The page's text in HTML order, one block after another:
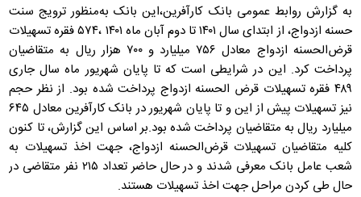
به گزارش روابط عمومی بانک کارآفرین،این بانک به‌منظور ترویج سنت
حسنه ازدواج، از ابتدای سال ۱۴۰۱ تا دوم آبان ماه ۱۴۰۱ ،۵۷۴ فقره تسهیلات
قرض‌الحسنه ازدواج معادل ۷۵۶ میلیارد و ۷۰۰ هزار ریال به متقاضیان
پرداخت کرد. این در شرایطی است که تا پایان شهریور ماه سال جاری
۴۸۹ فقره تسهیلات قرض الحسنه ازدواج پرداخت شده بود. از نظر حجم
نیز تسهیلات پیش از این و تا پایان شهریور در بانک کارآفرین معادل ۶۴۵
میلیارد ریال به متقاضیان پرداخت شده بود.بر اساس این گزارش، تا کنون
کلیه متقاضیان تسهیلات قرض‌الحسنه ازدواج، جهت اخذ تسهیلات به
شعب عامل بانک معرفی ‌شدند و در حال حاضر تعداد ۲۱۵ نفر متقاضی در
حال طی کردن مراحل جهت اخذ تسهیلات هستند.